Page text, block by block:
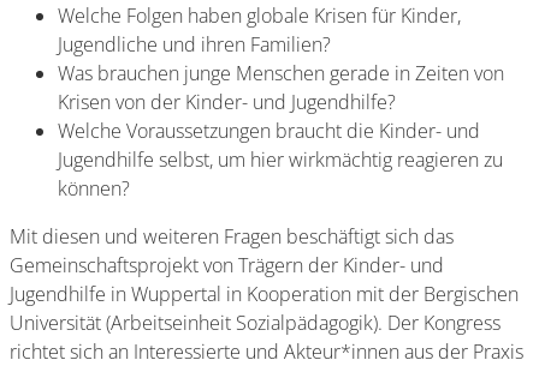
Welche Folgen haben globale Krisen für Kinder,
Jugendliche und ihren Familien?
Was brauchen junge Menschen gerade in Zeiten von
Krisen von der Kinder- und Jugendhilfe?
Welche Voraussetzungen braucht die Kinder- und
Jugendhilfe selbst, um hier wirkmächtig reagieren zu
können?
Mit diesen und weiteren Fragen beschäftigt sich das
Gemeinschaftsprojekt von Trägern der Kinder- und
Jugendhilfe in Wuppertal in Kooperation mit der Bergischen
Universität (Arbeitseinheit Sozialpädagogik). Der Kongress
richtet sich an Interessierte und Akteur*innen aus der Praxis